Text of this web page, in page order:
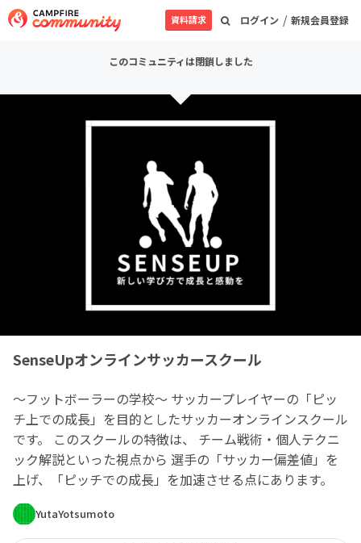
ログイン / 新規会員登録
資料請求
このコミュニティは閉鎖しました
SenseUpオンラインサッカースクール
〜フットボーラーの学校〜 サッカープレイヤーの「ピッ
チ上での成長」を目的としたサッカーオンラインスクール
です。 このスクールの特徴は、 チーム戦術・個人テクニ
ック解説といった視点から 選手の「サッカー偏差値」を
上げ、「ピッチでの成長」を加速させる点にあります。
YutaYotsumoto